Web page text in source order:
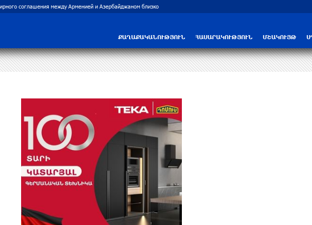
соглашения между Арменией и Азербайджаном близко
ՔԱՂԱՔԱԿԱՆՈՒԹՅՈՒՆ ՀԱՍԱՐԱԿՈՒԹՅՈՒՆ ՄՇԱԿՈՒՅԹ